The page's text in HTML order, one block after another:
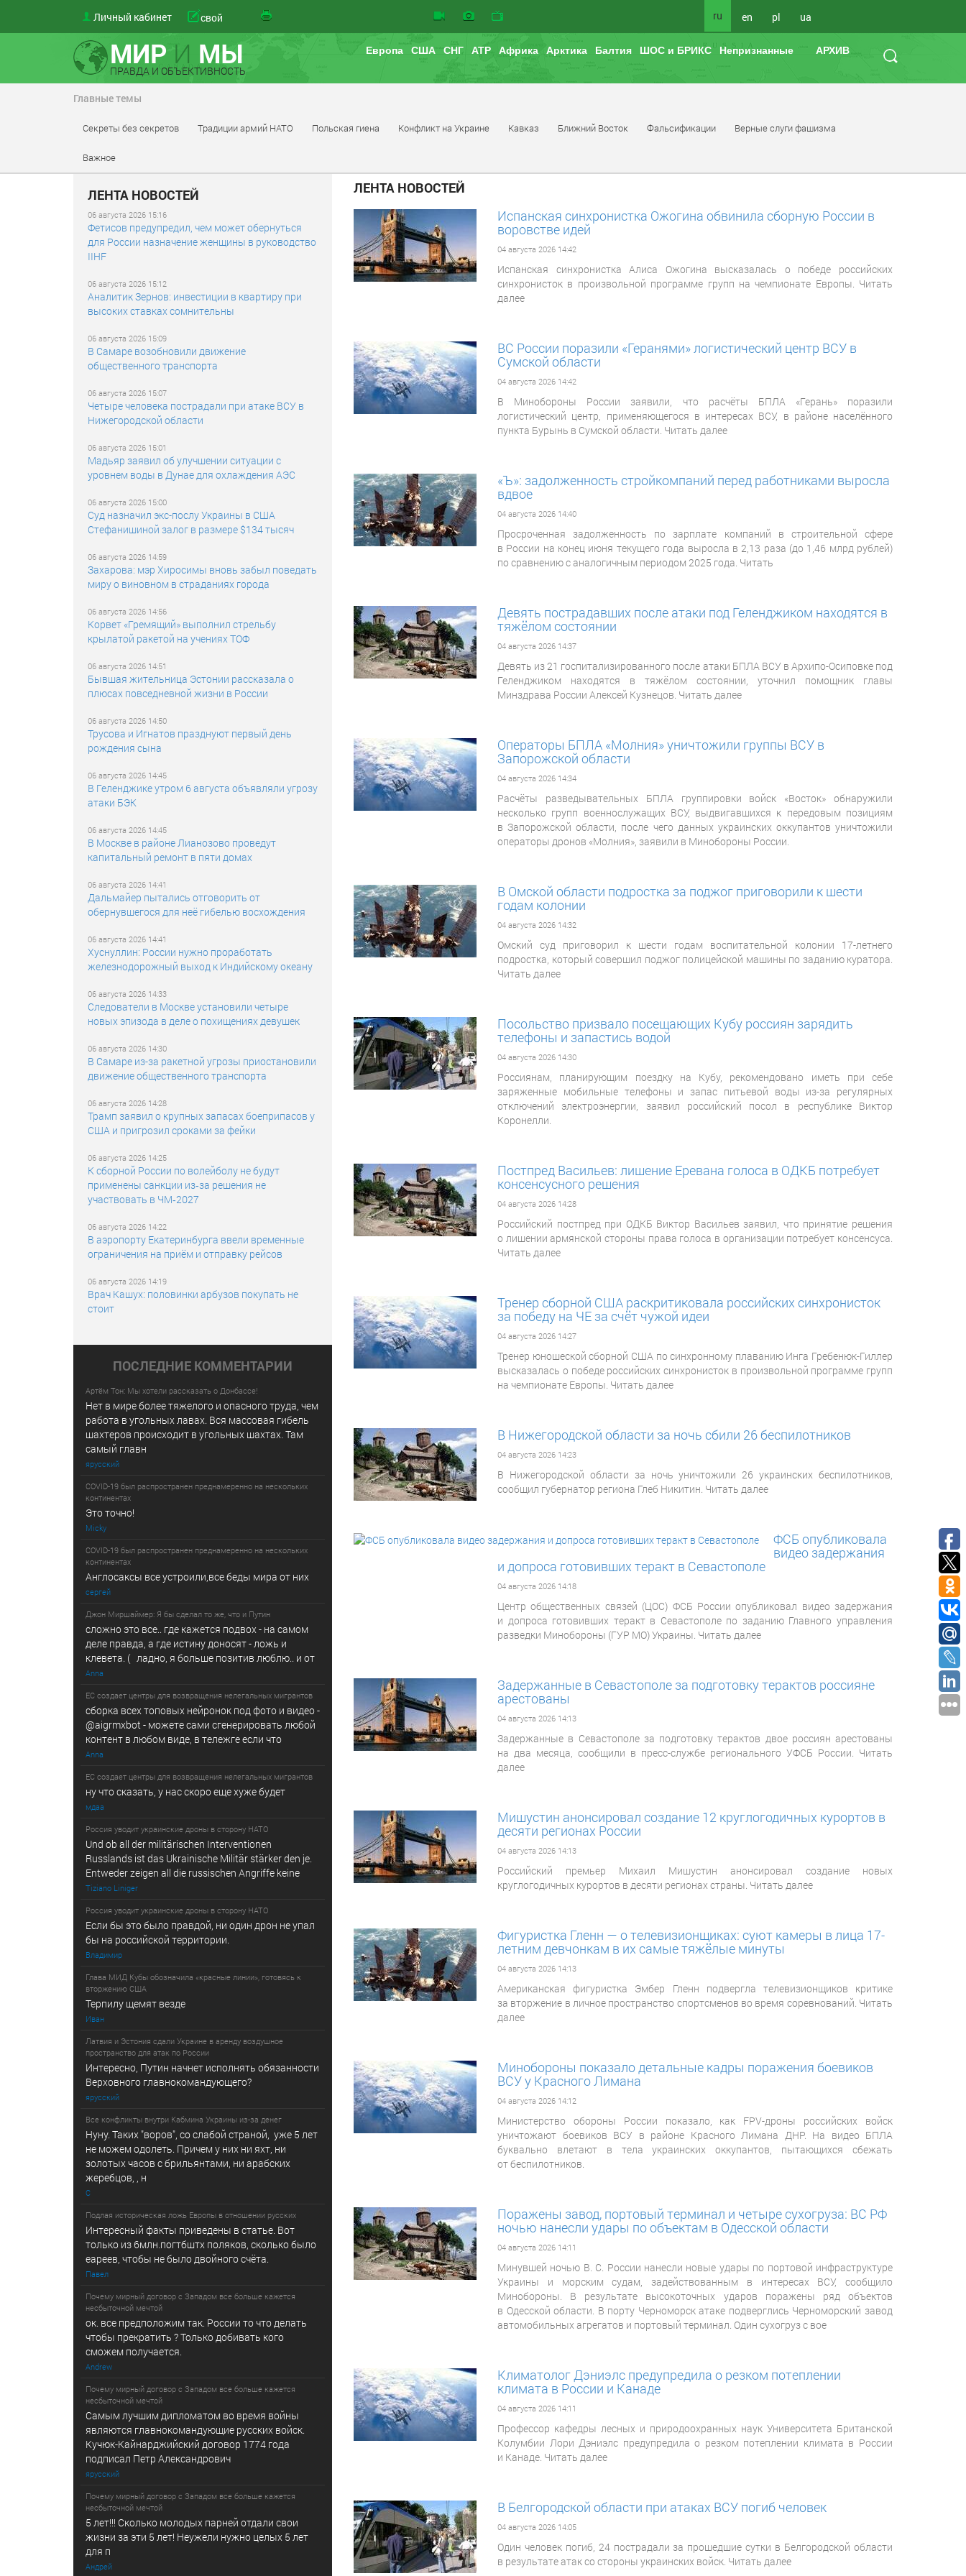
Личный кабинет ru en pl ua
МИР И МЫ
ПРАВДА И ОБЪЕКТИВНОСТЬ
Европа США СНГ АТР Африка Арктика Балтия ШОС и БРИКС Непризнанные АРХИВ
Главные темы
Секреты без секретов Традиции армий НАТО Польская гиена Конфликт на Украине Кавказ Ближний Восток Фальсификации Верные слуги фашизма
Важное
ЛЕНТА НОВОСТЕЙ
06 августа 2026 15:16
Фетисов предупредил, чем может обернуться
для России назначение женщины в руководство
IIHF
06 августа 2026 15:12
Аналитик Зернов: инвестиции в квартиру при
высоких ставках сомнительны
06 августа 2026 15:09
В Самаре возобновили движение
общественного транспорта
06 августа 2026 15:07
Четыре человека пострадали при атаке ВСУ в
Нижегородской области
06 августа 2026 15:01
Мадьяр заявил об улучшении ситуации с
уровнем воды в Дунае для охлаждения АЭС
06 августа 2026 15:00
Суд назначил экс-послу Украины в США
Стефанишиной залог в размере $134 тысяч
06 августа 2026 14:59
Захарова: мэр Хиросимы вновь забыл поведать
миру о виновном в страданиях города
06 августа 2026 14:56
Корвет «Гремящий» выполнил стрельбу
крылатой ракетой на учениях ТОФ
06 августа 2026 14:51
Бывшая жительница Эстонии рассказала о
плюсах повседневной жизни в России
06 августа 2026 14:50
Трусова и Игнатов празднуют первый день
рождения сына
06 августа 2026 14:45
В Геленджике утром 6 августа объявляли угрозу
атаки БЭК
06 августа 2026 14:45
В Москве в районе Лианозово проведут
капитальный ремонт в пяти домах
06 августа 2026 14:41
Дальмайер пытались отговорить от
обернувшегося для неё гибелью восхождения
06 августа 2026 14:41
Хуснуллин: России нужно проработать
железнодорожный выход к Индийскому океану
06 августа 2026 14:33
Следователи в Москве установили четыре
новых эпизода в деле о похищениях девушек
06 августа 2026 14:30
В Самаре из-за ракетной угрозы приостановили
движение общественного транспорта
06 августа 2026 14:28
Трамп заявил о крупных запасах боеприпасов у
США и пригрозил сроками за фейки
06 августа 2026 14:25
К сборной России по волейболу не будут
применены санкции из‑за решения не
участвовать в ЧМ‑2027
06 августа 2026 14:22
В аэропорту Екатеринбурга ввели временные
ограничения на приём и отправку рейсов
06 августа 2026 14:19
Врач Кашух: половинки арбузов покупать не
стоит
ПОСЛЕДНИE КОММЕНТАРИИ
Артём Тон: Мы хотели рассказать о Донбассе!
Нет в мире более тяжелого и опасного труда, чем
работа в угольных лавах. Вся массовая гибель
шахтеров происходит в угольных шахтах. Там
самый главн
ярусский
COVID-19 был распространен преднамеренно на нескольких
континентах
Это точно!
Micky
COVID-19 был распространен преднамеренно на нескольких
континентах
Англосаксы все устроили,все беды мира от них
сергей
Джон Миршаймер: Я бы сделал то же, что и Путин
сложно это все.. где кажется подвох - на самом
деле правда, а где истину доносят - ложь и
клевета. ( ладно, я больше позитив люблю.. и от
Anna
ЕС создает центры для возвращения нелегальных мигрантов
сборка всех топовых нейронок под фото и видео -
@­a­i­­gr­mx­b­­o­t - можете сами сгенерировать любой
контент в любом виде, в т­ележг­е е­сл­и ч­то
Anna
ЕС создает центры для возвращения нелегальных мигрантов
ну что сказать, у нас скоро еще хуже будет
мдаа
Россия уводит украинские дроны в сторону НАТО
Und ob all der militärischen Interventionen
Russlands ist das Ukrainische Militär stärker den je.
Entweder zeigen all die russischen Angriffe keine
Tiziano Liniger
Россия уводит украинские дроны в сторону НАТО
Если бы это было правдой, ни один дрон не упал
бы на российской территории.
Владимир
Глава МИД Кубы обозначила «красные линии», готовясь к
вторжению США
Терпилу щемят везде
Иван
Латвия и Эстония сдали Украине в аренду воздушное
пространство для атак по России
Интересно, Путин начнет исполнять обязанности
Верховного главнокомандующего?
ярусский
Все конфликты внутри Кабмина Украины из-за денег
Нуну. Таких "воров", со слабой страной, уже 5 лет
не можем одолеть. Причем у них ни яхт, ни
золотых часов с брильянтами, ни арабских
жеребцов, , н
С
Подлая историческая ложь Европы в отношении русских
Интересный факты приведены в статье. Вот
только из 6млн.погтбштх поляков, сколько было
еареев, чтобы не было двойного счёта.
Павел
Почему мирный договор с Западом все больше кажется
несбыточной мечтой
ок. все предположим так. России то что делать
чтобы прекратить ? Только добивать кого
сможем получается.
Andrew
Почему мирный договор с Западом все больше кажется
несбыточной мечтой
Самым лучшим дипломатом во время войны
являются главнокомандующие русских войск.
Кучюк-Кайнарджийский договор 1774 года
подписал Петр Александрович
ярусский
Почему мирный договор с Западом все больше кажется
несбыточной мечтой
5 лет!!! Сколько молодых парней отдали свои
жизни за эти 5 лет! Неужели нужно целых 5 лет
для п
Андрей
ЛЕНТА НОВОСТЕЙ
Испанская синхронистка Ожогина обвинила сборную России в
воровстве идей
04 августа 2026 14:42
Испанская синхронистка Алиса Ожогина высказалась о победе российских
синхронисток в произвольной программе групп на чемпионате Европы. Читать
далее
ВС России поразили «Геранями» логистический центр ВСУ в
Сумской области
04 августа 2026 14:42
В Минобороны России заявили, что расчёты БПЛА «Герань» поразили
логистический центр, применяющегося в интересах ВСУ, в районе населённого
пункта Бурынь в Сумской области. Читать далее
«Ъ»: задолженность стройкомпаний перед работниками выросла
вдвое
04 августа 2026 14:40
Просроченная задолженность по зарплате компаний в строительной сфере
в России на конец июня текущего года выросла в 2,13 раза (до 1,46 млрд рублей)
по сравнению с аналогичным периодом 2025 года. Читать
Девять пострадавших после атаки под Геленджиком находятся в
тяжёлом состоянии
04 августа 2026 14:37
Девять из 21 госпитализированного после атаки БПЛА ВСУ в Архипо-Осиповке под
Геленджиком находятся в тяжёлом состоянии, уточнил помощник главы
Минздрава России Алексей Кузнецов. Читать далее
Операторы БПЛА «Молния» уничтожили группы ВСУ в
Запорожской области
04 августа 2026 14:34
Расчёты разведывательных БПЛА группировки войск «Восток» обнаружили
несколько групп военнослужащих ВСУ, выдвигавшихся к передовым позициям
в Запорожской области, после чего данных украинских оккупантов уничтожили
операторы дронов «Молния», заявили в Минобороны России.
В Омской области подростка за поджог приговорили к шести
годам колонии
04 августа 2026 14:32
Омский суд приговорил к шести годам воспитательной колонии 17-летнего
подростка, который совершил поджог полицейской машины по заданию куратора.
Читать далее
Посольство призвало посещающих Кубу россиян зарядить
телефоны и запастись водой
04 августа 2026 14:30
Россиянам, планирующим поездку на Кубу, рекомендовано иметь при себе
заряженные мобильные телефоны и запас питьевой воды из-за регулярных
отключений электроэнергии, заявил российский посол в республике Виктор
Коронелли.
Постпред Васильев: лишение Еревана голоса в ОДКБ потребует
консенсусного решения
04 августа 2026 14:28
Российский постпред при ОДКБ Виктор Васильев заявил, что принятие решения
о лишении армянской стороны права голоса в организации потребует консенсуса.
Читать далее
Тренер сборной США раскритиковала российских синхронисток
за победу на ЧЕ за счёт чужой идеи
04 августа 2026 14:27
Тренер юношеской сборной США по синхронному плаванию Инга Гребенюк-Гиллер
высказалась о победе российских синхронисток в произвольной программе групп
на чемпионате Европы. Читать далее
В Нижегородской области за ночь сбили 26 беспилотников
04 августа 2026 14:23
В Нижегородской области за ночь уничтожили 26 украинских беспилотников,
сообщил губернатор региона Глеб Никитин. Читать далее
ФСБ опубликовала
видео задержания
и допроса готовивших теракт в Севастополе
04 августа 2026 14:18
Центр общественных связей (ЦОС) ФСБ России опубликовал видео задержания
и допроса готовивших теракт в Севастополе по заданию Главного управления
разведки Минобороны (ГУР МО) Украины. Читать далее
Задержанные в Севастополе за подготовку терактов россияне
арестованы
04 августа 2026 14:13
Задержанные в Севастополе за подготовку терактов двое россиян арестованы
на два месяца, сообщили в пресс-службе регионального УФСБ России. Читать
далее
Мишустин анонсировал создание 12 круглогодичных курортов в
десяти регионах России
04 августа 2026 14:13
Российский премьер Михаил Мишустин анонсировал создание новых
круглогодичных курортов в десяти регионах страны. Читать далее
Фигуристка Гленн — о телевизионщиках: суют камеры в лица 17-
летним девчонкам в их самые тяжёлые минуты
04 августа 2026 14:13
Американская фигуристка Эмбер Гленн подвергла телевизионщиков критике
за вторжение в личное пространство спортсменов во время соревнований. Читать
далее
Минобороны показало детальные кадры поражения боевиков
ВСУ у Красного Лимана
04 августа 2026 14:12
Министерство обороны России показало, как FPV-дроны российских войск
уничтожают боевиков ВСУ в районе Красного Лимана ДНР. На видео БПЛА
буквально влетают в тела украинских оккупантов, пытающихся сбежать
от беспилотников.
Поражены завод, портовый терминал и четыре сухогруза: ВС РФ
ночью нанесли удары по объектам в Одесской области
04 августа 2026 14:11
Минувшей ночью В. С. России нанесли новые удары по портовой инфраструктуре
Украины и морским судам, задействованным в интересах ВСУ, сообщило
Минобороны. В результате высокоточных ударов поражены ряд объектов
в Одесской области. В порту Черноморск атаке подверглись Черноморский завод
автомобильных агрегатов и портовый терминал. Один сухогруз с вое
Климатолог Дэниэлс предупредила о резком потеплении
климата в России и Канаде
04 августа 2026 14:11
Профессор кафедры лесных и природоохранных наук Университета Британской
Колумбии Лори Дэниэлс предупредила о резком потеплении климата в России
и Канаде. Читать далее
В Белгородской области при атаках ВСУ погиб человек
04 августа 2026 14:05
Один человек погиб, 24 пострадали за прошедшие сутки в Белгородской области
в результате атак со стороны украинских войск. Читать далее